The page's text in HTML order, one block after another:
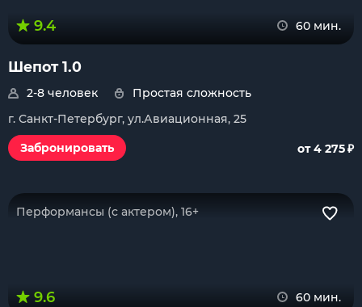
9.4 60 мин.
Шепот 1.0
2-8 человек
Простая сложность
г. Санкт-Петербург, ул.Авиационная, 25
Забронировать
от 4 275₽
Перформансы (с актером), 16+
9.6 60 мин.